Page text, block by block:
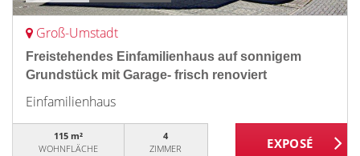
Groß-Umstadt
Freistehendes Einfamilienhaus auf sonnigem
Grundstück mit Garage- frisch renoviert
Einfamilienhaus
115 m²
WOHNFLÄCHE
4
ZIMMER